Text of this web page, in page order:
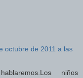
octubre de 2011 a las
niños